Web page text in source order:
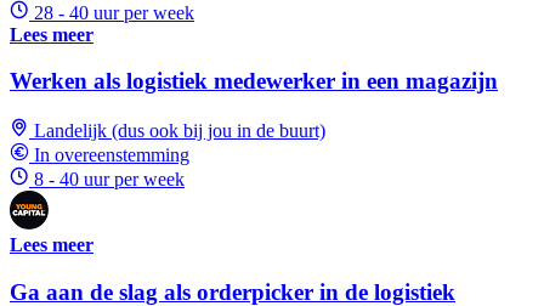
28 - 40 uur per week
Lees meer
Werken als logistiek medewerker in een magazijn
Landelijk (dus ook bij jou in de buurt)
In overeenstemming
8 - 40 uur per week
Lees meer
Ga aan de slag als orderpicker in de logistiek